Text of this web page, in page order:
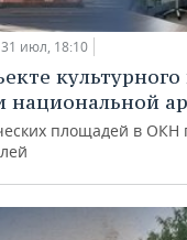
31 июл, 18:10
национальной
площадей в ОКН